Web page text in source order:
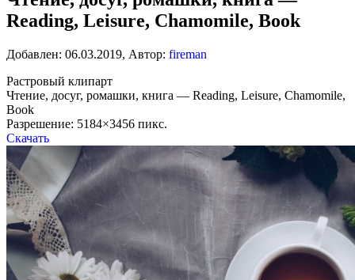
Reading, Leisure, Chamomile, Book
Добавлен: 06.03.2019, Автор: fireman
Растровый клипарт
Чтение, досуг, ромашки, книга — Reading, Leisure, Chamomile,
Book
Разрешение: 5184×3456 пикс.
Скачать